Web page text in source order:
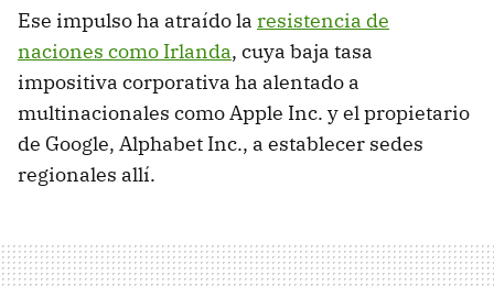
Ese impulso ha atraído la resistencia de
naciones como Irlanda, cuya baja tasa
impositiva corporativa ha alentado a
multinacionales como Apple Inc. y el propietario
de Google, Alphabet Inc., a establecer sedes
regionales allí.